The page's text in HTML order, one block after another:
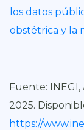
los datos
obstétrica y la
Fuente: INEGI,
2025.
https://